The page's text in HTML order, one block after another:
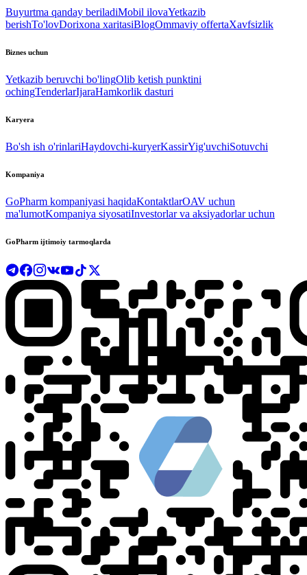
Buyurtma qanday beriladiMobil ilovaYetkazib
berishTo'lovDorixona xaritasiBlogOmmaviy offertaXavfsizlik
Biznes uchun
Yetkazib beruvchi bo'lingOlib ketish punktini
ochingTenderlarIjaraHamkorlik dasturi
Karyera
Bo'sh ish o'rinlariHaydovchi-kuryerKassirYig'uvchiSotuvchi
Kompaniya
GoPharm kompaniyasi haqidaKontaktlarOAV uchun
ma'lumotKompaniya siyosatiInvestorlar va aksiyadorlar uchun
GoPharm ijtimoiy tarmoqlarda